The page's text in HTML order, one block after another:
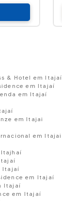
& Hotel em Itajaí
em Itajaí
em Itajaí
em Itajai
em Itajai
Itajhaí
Itajaí
em Itajaí
Itajaí
em Itajaí